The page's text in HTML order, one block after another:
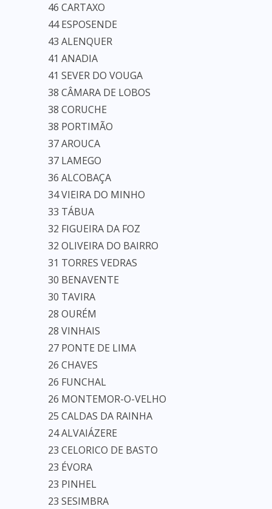
46 CARTAXO
44 ESPOSENDE
43 ALENQUER
41 ANADIA
41 SEVER DO VOUGA
38 CÂMARA DE LOBOS
38 CORUCHE
38 PORTIMÃO
37 AROUCA
37 LAMEGO
36 ALCOBAÇA
34 VIEIRA DO MINHO
33 TÁBUA
32 FIGUEIRA DA FOZ
32 OLIVEIRA DO BAIRRO
31 TORRES VEDRAS
30 BENAVENTE
30 TAVIRA
28 OURÉM
28 VINHAIS
27 PONTE DE LIMA
26 CHAVES
26 FUNCHAL
26 MONTEMOR-O-VELHO
25 CALDAS DA RAINHA
24 ALVAIÁZERE
23 CELORICO DE BASTO
23 ÉVORA
23 PINHEL
23 SESIMBRA